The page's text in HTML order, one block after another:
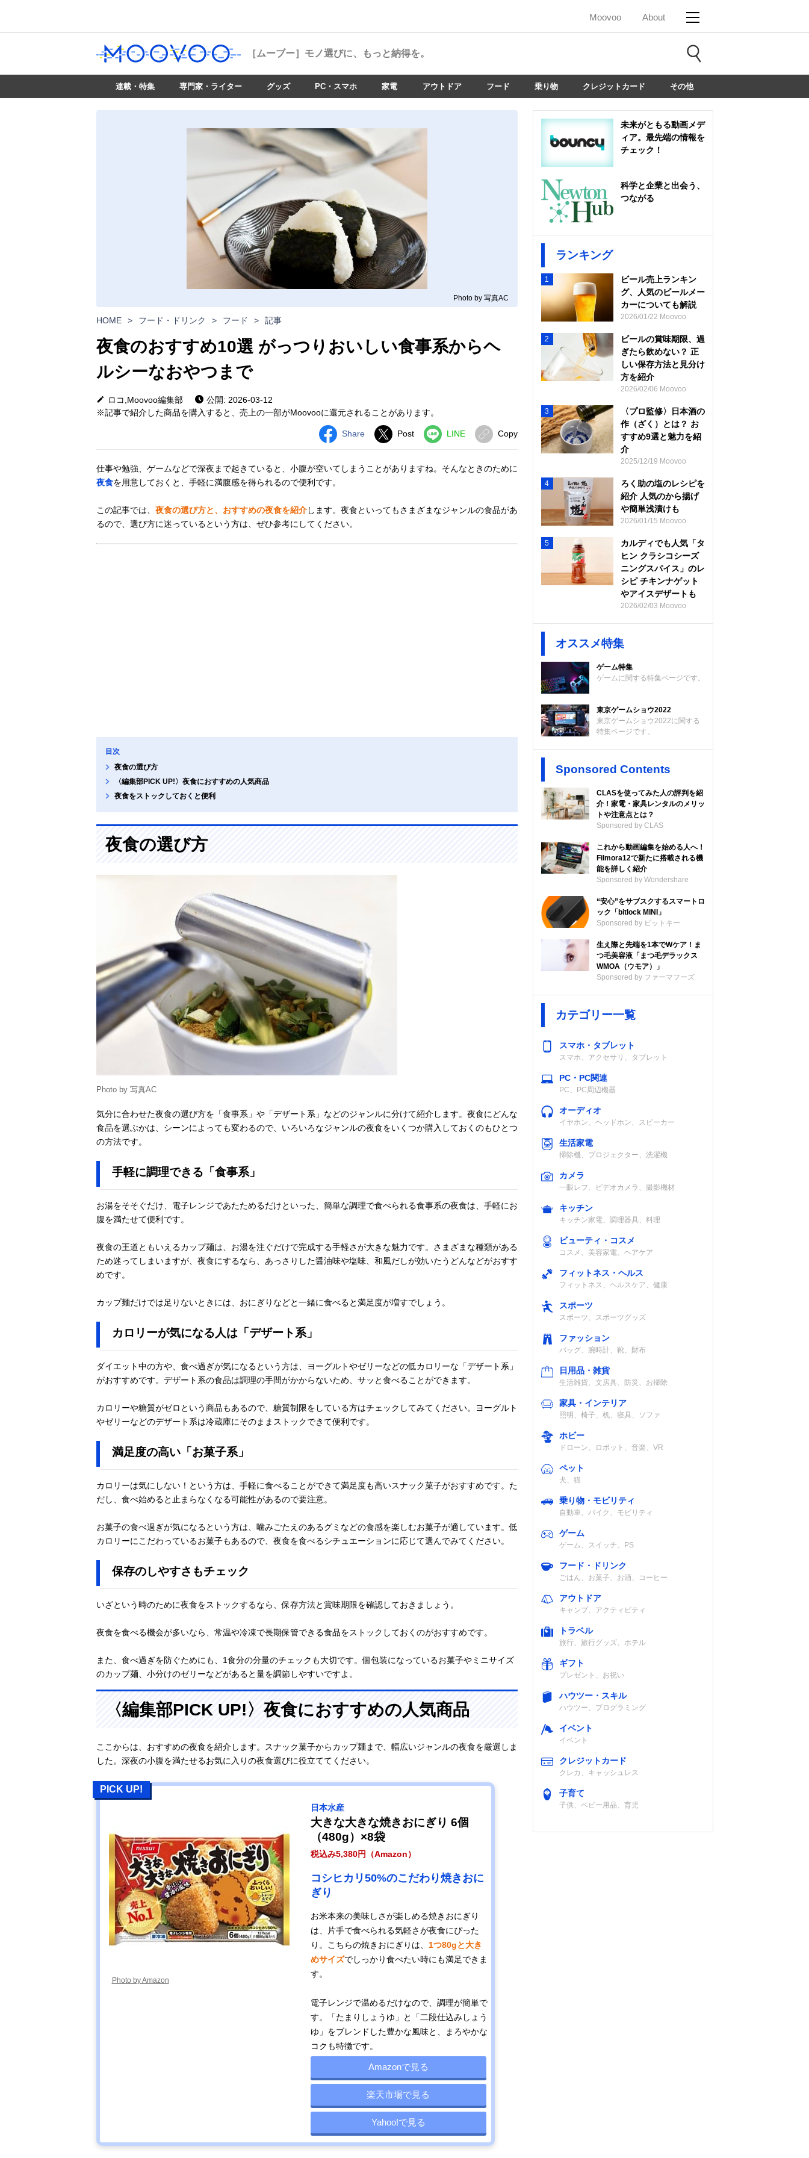
Moovoo About
［ムーブー］ モノ選びに、もっと納得を。
連載・特集 専門家・ライター グッズ PC・スマホ 家電 アウトドア フード 乗り物 クレジットカード その他
Photo by 写真AC
HOME > フード・ドリンク > フード > 記事
夜食のおすすめ10選 がっつりおいしい食事系からヘ
ルシーなおやつまで
ロコ,Moovoo編集部
公開: 2026-03-12
※記事で紹介した商品を購入すると、売上の一部がMoovooに還元されることがあります。
Share Post LINE Copy
仕事や勉強、ゲームなどで深夜まで起きていると、小腹が空いてしまうことがありますね。そんなときのために
夜食を用意しておくと、手軽に満腹感を得られるので便利です。
この記事では、 夜食の選び方と、おすすめの夜食を紹介します。夜食といってもさまざまなジャンルの食品があ
るので、選び方に迷っているという方は、ぜひ参考にしてください。
目次
夜食の選び方
〈編集部PICK UP!〉夜食におすすめの人気商品
夜食をストックしておくと便利
夜食の選び方
Photo by 写真AC
気分に合わせた夜食の選び方を「食事系」や「デザート系」などのジャンルに分けて紹介します。夜食にどんな
食品を選ぶかは、シーンによっても変わるので、いろいろなジャンルの夜食をいくつか購入しておくのもひとつ
の方法です。
手軽に調理できる「食事系」
お湯をそそぐだけ、電子レンジであたためるだけといった、簡単な調理で食べられる食事系の夜食は、手軽にお
腹を満たせて便利です。
夜食の王道ともいえるカップ麺は、お湯を注ぐだけで完成する手軽さが大きな魅力です。さまざまな種類がある
ため迷ってしまいますが、夜食にするなら、あっさりした醤油味や塩味、和風だしが効いたうどんなどがおすす
めです。
カップ麺だけでは足りないときには、おにぎりなどと一緒に食べると満足度が増すでしょう。
カロリーが気になる人は「デザート系」
ダイエット中の方や、食べ過ぎが気になるという方は、ヨーグルトやゼリーなどの低カロリーな「デザート系」
がおすすめです。デザート系の食品は調理の手間がかからないため、サッと食べることができます。
カロリーや糖質がゼロという商品もあるので、糖質制限をしている方はチェックしてみてください。ヨーグルト
やゼリーなどのデザート系は冷蔵庫にそのままストックできて便利です。
満足度の高い「お菓子系」
カロリーは気にしない！という方は、手軽に食べることができて満足度も高いスナック菓子がおすすめです。た
だし、食べ始めると止まらなくなる可能性があるので要注意。
お菓子の食べ過ぎが気になるという方は、噛みごたえのあるグミなどの食感を楽しむお菓子が適しています。低
カロリーにこだわっているお菓子もあるので、夜食を食べるシチュエーションに応じて選んでみてください。
保存のしやすさもチェック
いざという時のために夜食をストックするなら、保存方法と賞味期限を確認しておきましょう。
夜食を食べる機会が多いなら、常温や冷凍で長期保管できる食品をストックしておくのがおすすめです。
また、食べ過ぎを防ぐためにも、1食分の分量のチェックも大切です。個包装になっているお菓子やミニサイズ
のカップ麺、小分けのゼリーなどがあると量を調節しやすいですよ。
〈編集部PICK UP!〉夜食におすすめの人気商品
ここからは、おすすめの夜食を紹介します。スナック菓子からカップ麺まで、幅広いジャンルの夜食を厳選しま
した。深夜の小腹を満たせるお気に入りの夜食選びに役立ててください。
PICK UP!
Photo by Amazon
日本水産
大きな大きな焼きおにぎり 6個
（480g）×8袋
税込み5,380円（Amazon）
コシヒカリ50%のこだわり焼きおに
ぎり
お米本来の美味しさが楽しめる焼きおにぎり
は、片手で食べられる気軽さが夜食にぴった
り。こちらの焼きおにぎりは、 1つ80gと大き
めサイズでしっかり食べたい時にも満足できま
す。
電子レンジで温めるだけなので、調理が簡単で
す。「たまりしょうゆ」と「二段仕込みしょう
ゆ」をブレンドした豊かな風味と、まろやかな
コクも特徴です。
Amazonで見る
楽天市場で見る
Yahoo!で見る
未来がともる動画メデ
ィア。最先端の情報を
チェック！
科学と企業と出会う、
つながる
ランキング
1
ビール売上ランキン
グ、人気のビールメー
カーについても解説
2026/01/22 Moovoo
2
ビールの賞味期限、過
ぎたら飲めない？ 正
しい保存方法と見分け
方を紹介
2026/02/06 Moovoo
3
〈プロ監修〉日本酒の
作（ざく）とは？ お
すすめ9選と魅力を紹
介
2025/12/19 Moovoo
4
ろく助の塩のレシピを
紹介 人気のから揚げ
や簡単浅漬けも
2026/01/15 Moovoo
5
カルディでも人気「タ
ヒン クラシコシーズ
ニングスパイス」のレ
シピ チキンナゲット
やアイスデザートも
2026/02/03 Moovoo
オススメ特集
ゲーム特集
ゲームに関する特集ページです。
東京ゲームショウ2022
東京ゲームショウ2022に関する
特集ページです。
Sponsored Contents
CLASを使ってみた人の評判を紹
介！家電・家具レンタルのメリッ
トや注意点とは？
Sponsored by CLAS
これから動画編集を始める人へ！
Filmora12で新たに搭載される機
能を詳しく紹介
Sponsored by Wondershare
“安心”をサブスクするスマートロ
ック「bitlock MINI」
Sponsored by ビットキー
生え際と先端を1本でWケア！ま
つ毛美容液「まつ毛デラックス
WMOA（ウモア）」
Sponsored by ファーマフーズ
カテゴリー一覧
スマホ・タブレット
スマホ、アクセサリ、タブレット
PC・PC関連
PC、PC周辺機器
オーディオ
イヤホン、ヘッドホン、スピーカー
生活家電
掃除機、プロジェクター、洗濯機
カメラ
一眼レフ、ビデオカメラ、撮影機材
キッチン
キッチン家電、調理器具、料理
ビューティ・コスメ
コスメ、美容家電、ヘアケア
フィットネス・ヘルス
フィットネス、ヘルスケア、健康
スポーツ
スポーツ、スポーツグッズ
ファッション
バッグ、腕時計、靴、財布
日用品・雑貨
生活雑貨、文房具、防災、お掃除
家具・インテリア
照明、椅子、机、寝具、ソファ
ホビー
ドローン、ロボット、音楽、VR
ペット
犬、猫
乗り物・モビリティ
自動車、バイク、モビリティ
ゲーム
ゲーム、スイッチ、PS
フード・ドリンク
ごはん、お菓子、お酒、コーヒー
アウトドア
キャンプ、アクティビティ
トラベル
旅行、旅行グッズ、ホテル
ギフト
プレゼント、お祝い
ハウツー・スキル
ハウツー、プログラミング
イベント
イベント
クレジットカード
クレカ、キャッシュレス
子育て
子供、ベビー用品、育児